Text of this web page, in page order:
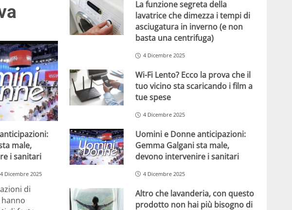
male,
i sanitari
4 Dicembre 2025
di
La funzione segreta della
lavatrice che dimezza i tempi di
asciugatura in inverno (e non
basta una centrifuga)
4 Dicembre 2025
Wi-Fi Lento? Ecco la prova che il
tuo vicino sta scaricando i film a
tue spese
4 Dicembre 2025
Uomini e Donne anticipazioni:
Gemma Galgani sta male,
devono intervenire i sanitari
4 Dicembre 2025
Altro che lavanderia, con questo
prodotto non hai più bisogno di